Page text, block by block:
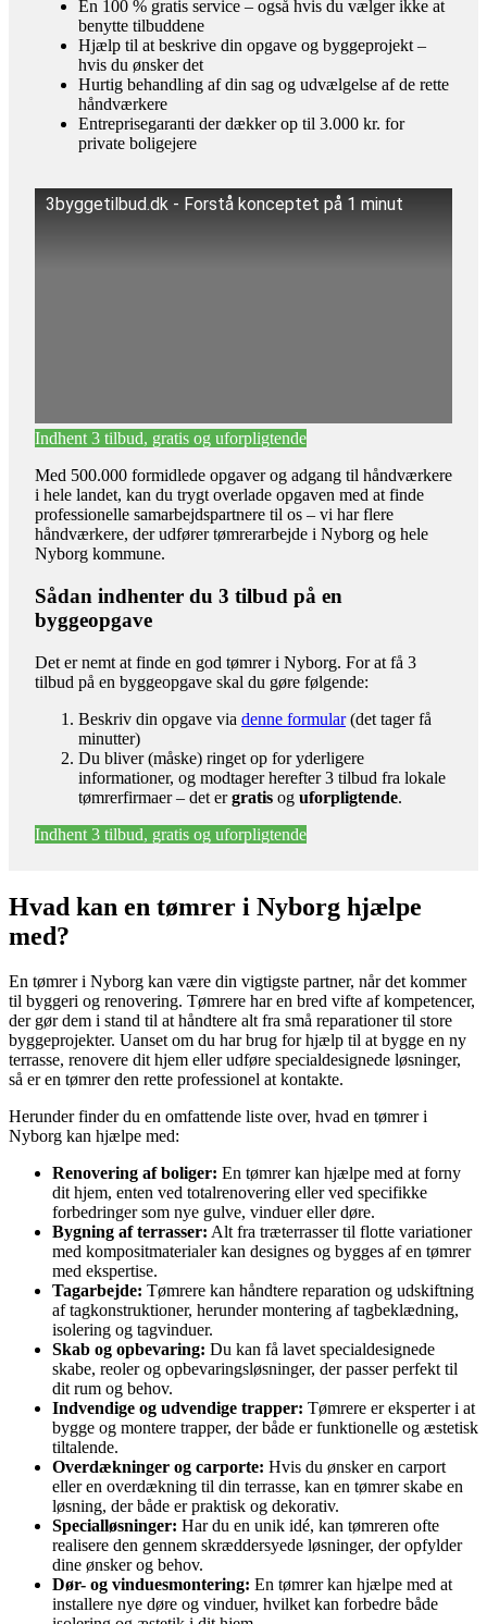
En 100 % gratis service – også hvis du vælger ikke at
benytte tilbuddene
Hjælp til at beskrive din opgave og byggeprojekt –
hvis du ønsker det
Hurtig behandling af din sag og udvælgelse af de rette
håndværkere
Entreprisegaranti der dækker op til 3.000 kr. for
private boligejere
3byggetilbud.dk - Forstå konceptet på 1 minut
Indhent 3 tilbud, gratis og uforpligtende
Med 500.000 formidlede opgaver og adgang til håndværkere
i hele landet, kan du trygt overlade opgaven med at finde
professionelle samarbejdspartnere til os – vi har flere
håndværkere, der udfører tømrerarbejde i Nyborg og hele
Nyborg kommune.
Sådan indhenter du 3 tilbud på en
byggeopgave
Det er nemt at finde en god tømrer i Nyborg. For at få 3
tilbud på en byggeopgave skal du gøre følgende:
Beskriv din opgave via denne formular(det tager få
minutter)
Du bliver (måske) ringet op for yderligere
informationer, og modtager herefter 3 tilbud fra lokale
tømrerfirmaer – det ergratis og uforpligtende.
Indhent 3 tilbud, gratis og uforpligtende
Hvad kan en tømrer i Nyborg hjælpe
med?
En tømrer i Nyborg kan være din vigtigste partner, når det kommer
til byggeri og renovering. Tømrere har en bred vifte af kompetencer,
der gør dem i stand til at håndtere alt fra små reparationer til store
byggeprojekter. Uanset om du har brug for hjælp til at bygge en ny
terrasse, renovere dit hjem eller udføre specialdesignede løsninger,
så er en tømrer den rette professionel at kontakte.
Herunder finder du en omfattende liste over, hvad en tømrer i
Nyborg kan hjælpe med:
Renovering af boliger: En tømrer kan hjælpe med at forny
dit hjem, enten ved totalrenovering eller ved specifikke
forbedringer som nye gulve, vinduer eller døre.
Bygning af terrasser: Alt fra træterrasser til flotte variationer
med kompositmaterialer kan designes og bygges af en tømrer
med ekspertise.
Tagarbejde: Tømrere kan håndtere reparation og udskiftning
af tagkonstruktioner, herunder montering af tagbeklædning,
isolering og tagvinduer.
Skab og opbevaring: Du kan få lavet specialdesignede
skabe, reoler og opbevaringsløsninger, der passer perfekt til
dit rum og behov.
Indvendige og udvendige trapper: Tømrere er eksperter i at
bygge og montere trapper, der både er funktionelle og æstetisk
tiltalende.
Overdækninger og carporte: Hvis du ønsker en carport
eller en overdækning til din terrasse, kan en tømrer skabe en
løsning, der både er praktisk og dekorativ.
Specialløsninger: Har du en unik idé, kan tømreren ofte
realisere den gennem skræddersyede løsninger, der opfylder
dine ønsker og behov.
Dør- og vinduesmontering: En tømrer kan hjælpe med at
installere nye døre og vinduer, hvilket kan forbedre både